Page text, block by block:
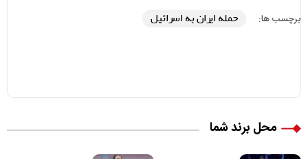
برچسب ها: حمله ایران به اسرائیل
محل برند شما